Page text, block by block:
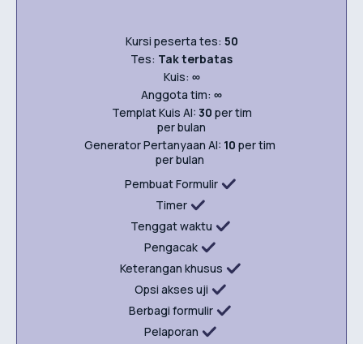
Kursi peserta tes: 50
Tes: Tak terbatas
Kuis: ∞
Anggota tim: ∞
Templat Kuis AI: 30 per tim
per bulan
Generator Pertanyaan AI: 10per tim
per bulan
Pembuat Formulir
Timer
Tenggat waktu
Pengacak
Keterangan khusus
Opsi akses uji
Berbagi formulir
Pelaporan